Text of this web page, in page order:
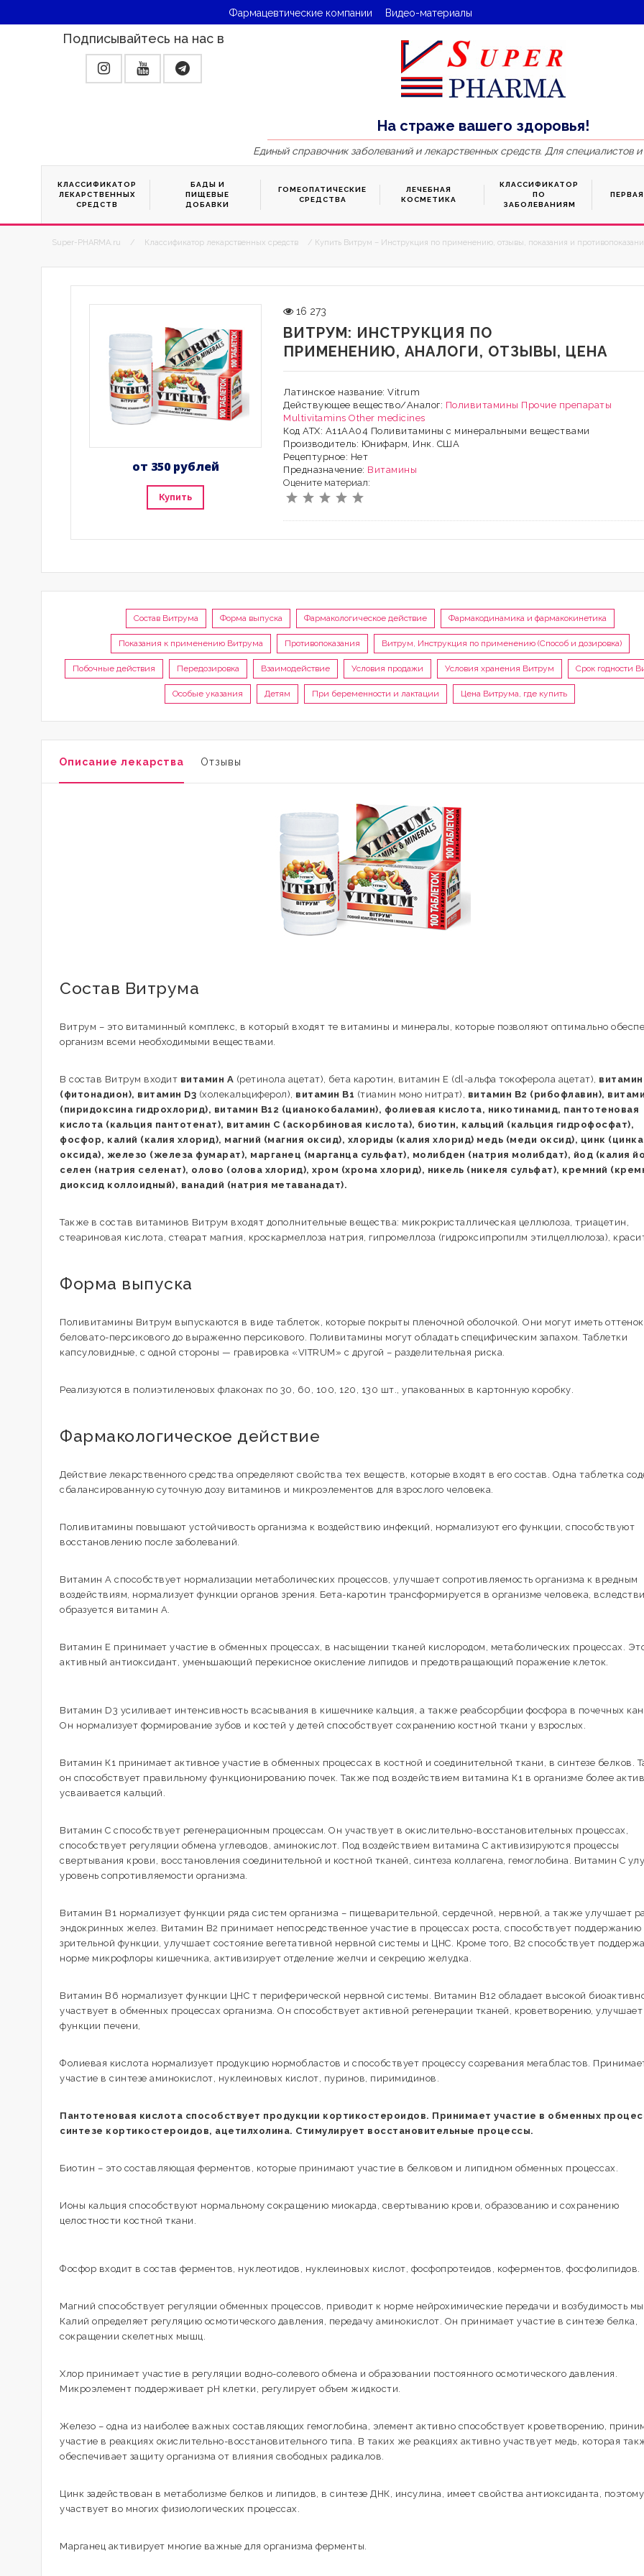
Фармацевтические компании Видео-материалы
Подписывайтесь на нас в
На страже вашего здоровья!
Единый справочник заболеваний и лекарственных средств. Для специалистов
КЛАССИФИКАТОР
ЛЕКАРСТВЕННЫХ
СРЕДСТВ
БАДЫ И
ПИЩЕВЫЕ
ДОБАВКИ
ГОМЕОПАТИЧЕСКИЕ
СРЕДСТВА
ЛЕЧЕБНАЯ
КОСМЕТИКА
КЛАССИФИКАТОР
ПО
ЗАБОЛЕВАНИЯМ
Super-PHARMA.ru / Классификатор лекарственных средств / Купить Витрум – Инструкция по применению, отзывы, показания и
от 350 рублей
Купить
16 273
ВИТРУМ: ИНСТРУКЦИЯ ПО
ПРИМЕНЕНИЮ, АНАЛОГИ, ОТЗЫВЫ, ЦЕНА
Латинское название: Vitrum
Действующее вещество/Аналог: Поливитамины Прочие препараты
Multivitamins Other medicines
Код АТХ: A11AA04 Поливитамины с минеральными веществами
Производитель: Юнифарм, Инк. США
Рецептурное: Нет
Предназначение: Витамины
Оцените материал:
Состав Витрума Форма выпуска Фармакологическое действие Фармакодинамика и фармакокинетика
Показания к применению Витрума Противопоказания Витрум, Инструкция по применению (Способ и дозировка)
Побочные действия Передозировка Взаимодействие Условия продажи Условия хранения Витрум Срок годности
Особые указания Детям При беременности и лактации Цена Витрума, где купить
Описание лекарства Отзывы
Состав Витрума
Витрум – это витаминный комплекс, в который входят те витамины и минералы, которые позволяют оптимально
организм всеми необходимыми веществами.
В состав Витрум входит витамин А (ретинола ацетат), бета каротин, витамин Е (dl-альфа токоферола ацетат), витамин
(фитонадион), витамин D3 (холекальциферол), витамин В1 (тиамин моно нитрат), витамин В2 (рибофлавин),
(пиридоксина гидрохлорид), витамин В12 (цианокобаламин), фолиевая кислота, никотинамид, пантотеновая
кислота (кальция пантотенат), витамин С (аскорбиновая кислота), биотин, кальций (кальция гидрофосфат),
фосфор, калий (калия хлорид), магний (магния оксид), хлориды (калия хлорид) медь (меди оксид), цинк (цинка
оксида), железо (железа фумарат), марганец (марганца сульфат), молибден (натрия молибдат), йод (калия
селен (натрия селенат), олово (олова хлорид), хром (хрома хлорид), никель (никеля сульфат), кремний
диоксид коллоидный), ванадий (натрия метаванадат).
Также в состав витаминов Витрум входят дополнительные вещества: микрокристаллическая целлюлоза, триацетин,
стеариновая кислота, стеарат магния, кроскармеллоза натрия, гипромеллоза (гидроксипропилм этилцеллюлоза),
Форма выпуска
Поливитамины Витрум выпускаются в виде таблеток, которые покрыты пленочной оболочкой. Они могут иметь
беловато-персикового до выраженно персикового. Поливитамины могут обладать специфическим запахом. Таблетки
капсуловидные, с одной стороны — гравировка «VITRUM» с другой – разделительная риска.
Реализуются в полиэтиленовых флаконах по 30, 60, 100, 120, 130 шт., упакованных в картонную коробку.
Фармакологическое действие
Действие лекарственного средства определяют свойства тех веществ, которые входят в его состав. Одна таблетка
сбалансированную суточную дозу витаминов и микроэлементов для взрослого человека.
Поливитамины повышают устойчивость организма к воздействию инфекций, нормализуют его функции, способствуют
восстановлению после заболеваний.
Витамин А способствует нормализации метаболических процессов, улучшает сопротивляемость организма к вредным
воздействиям, нормализует функции органов зрения. Бета-каротин трансформируется в организме человека,
образуется витамин А.
Витамин Е принимает участие в обменных процессах, в насыщении тканей кислородом, метаболических процессах.
активный антиоксидант, уменьшающий перекисное окисление липидов и предотвращающий поражение клеток.
Витамин D3 усиливает интенсивность всасывания в кишечнике кальция, а также реабсорбции фосфора в почечных
Он нормализует формирование зубов и костей у детей способствует сохранению костной ткани у взрослых.
Витамин К1 принимает активное участие в обменных процессах в костной и соединительной ткани, в синтезе белков.
он способствует правильному функционированию почек. Также под воздействием витамина К1 в организме более
усваивается кальций.
Витамин С способствует регенерационным процессам. Он участвует в окислительно-восстановительных процессах,
способствует регуляции обмена углеводов, аминокислот. Под воздействием витамина С активизируются процессы
свертывания крови, восстановления соединительной и костной тканей, синтеза коллагена, гемоглобина. Витамин С
уровень сопротивляемости организма.
Витамин B1 нормализует функции ряда систем организма – пищеварительной, сердечной, нервной, а также улучшает
эндокринных желез. Витамин В2 принимает непосредственное участие в процессах роста, способствует поддержанию
зрительной функции, улучшает состояние вегетативной нервной системы и ЦНС. Кроме того, В2 способствует
норме микрофлоры кишечника, активизирует отделение желчи и секрецию желудка.
Витамин В6 нормализует функции ЦНС т периферической нервной системы. Витамин В12 обладает высокой
участвует в обменных процессах организма. Он способствует активной регенерации тканей, кроветворению, улучшает
функции печени,
Фолиевая кислота нормализует продукцию нормобластов и способствует процессу созревания мегабластов.
участие в синтезе аминокислот, нуклеиновых кислот, пуринов, пиримидинов.
Пантотеновая кислота способствует продукции кортикостероидов. Принимает участие в обменных
синтезе кортикостероидов, ацетилхолина. Стимулирует восстановительные процессы.
Биотин – это составляющая ферментов, которые принимают участие в белковом и липидном обменных процессах.
Ионы кальция способствуют нормальному сокращению миокарда, свертыванию крови, образованию и сохранению
целостности костной ткани.
Фосфор входит в состав ферментов, нуклеотидов, нуклеиновых кислот, фосфопротеидов, коферментов, фосфолипидов.
Магний способствует регуляции обменных процессов, приводит к норме нейрохимические передачи и возбудимость
Калий определяет регуляцию осмотического давления, передачу аминокислот. Он принимает участие в синтезе белка,
сокращении скелетных мышц.
Хлор принимает участие в регуляции водно-солевого обмена и образовании постоянного осмотического давления.
Микроэлемент поддерживает рН клетки, регулирует объем жидкости.
Железо – одна из наиболее важных составляющих гемоглобина, элемент активно способствует кроветворению,
участие в реакциях окислительно-восстановительного типа. В таких же реакциях активно участвует медь, которая
обеспечивает защиту организма от влияния свободных радикалов.
Цинк задействован в метаболизме белков и липидов, в синтезе ДНК, инсулина, имеет свойства антиоксиданта, поэтому
участвует во многих физиологических процессах.
Марганец активирует многие важные для организма ферменты.